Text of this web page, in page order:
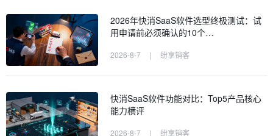
2026年快消SaaS软件选型终极测试：试
用申请前必须确认的10个…
2026-8-7 | 纷享销客
快消SaaS软件功能对比：Top5产品核心
能力横评
2026-8-7 | 纷享销客